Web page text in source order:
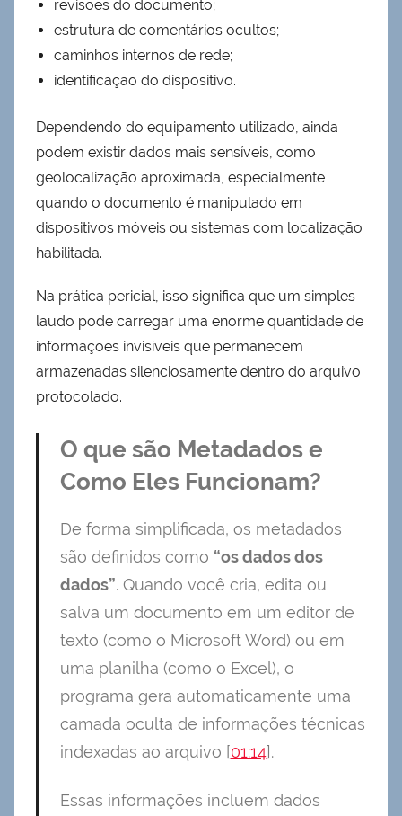
revisões do documento;
estrutura de comentários ocultos;
caminhos internos de rede;
identificação do dispositivo.
Dependendo do equipamento utilizado, ainda
podem existir dados mais sensíveis, como
geolocalização aproximada, especialmente
quando o documento é manipulado em
dispositivos móveis ou sistemas com localização
habilitada.
Na prática pericial, isso significa que um simples
laudo pode carregar uma enorme quantidade de
informações invisíveis que permanecem
armazenadas silenciosamente dentro do arquivo
protocolado.
O que são Metadados e
Como Eles Funcionam?
De forma simplificada, os metadados
são definidos como “os dados dos
dados”. Quando você cria, edita ou
salva um documento em um editor de
texto (como o Microsoft Word) ou em
uma planilha (como o Excel), o
programa gera automaticamente uma
camada oculta de informações técnicas
indexadas ao arquivo [01:14].
Essas informações incluem dados